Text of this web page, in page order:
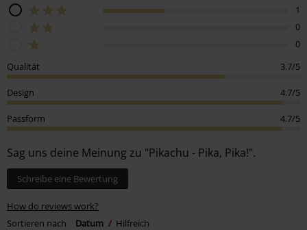
1
0
0
Qualität
3.7/5
Design 4.7/5
Passform 4.7/5
Sag uns deine Meinung zu "Pikachu - Pika, Pika!".
Schreibe eine Bewertung
How do reviews work?
Sortieren nach
Datum Hilfreich